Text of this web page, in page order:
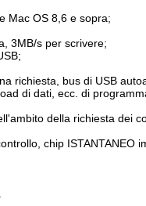
Mac OS 8,6 e sopra;
3MB/s per scrivere;
richiesta, bus di USB
di dati, ecc. di
della richiesta dei
chip ISTANTANEO